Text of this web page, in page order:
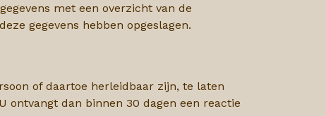
met een overzicht van de
gegevens hebben opgeslagen.
of daartoe herleidbaar zijn, te laten
ontvangt dan binnen 30 dagen een reactie